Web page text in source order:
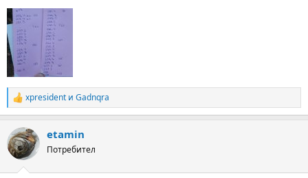
R
e
c
t
i
xpresident и Gadnqra
etamin
Потребител